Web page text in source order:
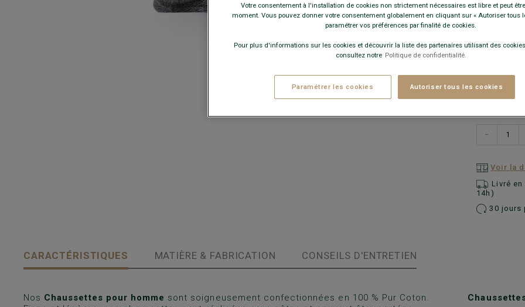
+
−
Voir la
Livré
14h)
30 jours
CARACTÉRISTIQUES MATIÈRE & FABRICATION CONSEILS D'ENTRETIEN
Nos Chaussettes pour homme sont soigneusement confectionnées en 100 % Pur Coton.
Votre consentement à l'installation de cookies non strictement nécessaires est libre et peut
moment. Vous pouvez donner votre consentement globalement en cliquant sur « Autoriser tous
paramétrer vos préférences par finalité de cookies.
Pour plus d'informations sur les cookies et découvrir la liste des partenaires utilisant des
consultez notre Politique de confidentialité.
Paramétrer les cookies Autoriser tous les cookies